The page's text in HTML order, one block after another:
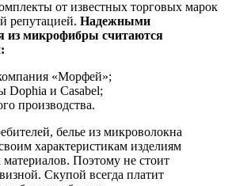
от известных торговых марок
репутацией. Надежными
из микрофибры считаются
«Морфей»;
Dophia и Casabel;
производства.
белье из микроволокна
характеристикам изделиям
материалов. Поэтому не стоит
Скупой всегда платит